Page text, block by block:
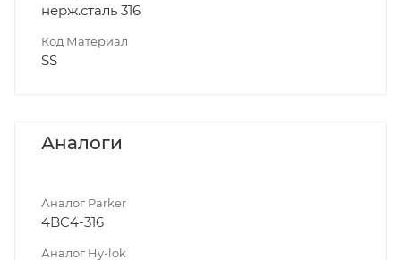
нерж.сталь 316
Код Материал
SS
Аналоги
Аналог Parker
4BC4-316
Аналог Hy-lok